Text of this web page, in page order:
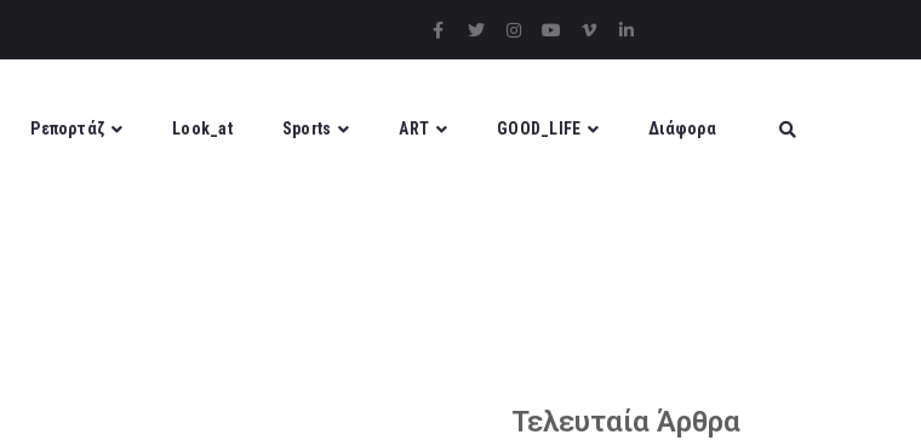
Ρεπορτάζ Look_at Sports ART GOOD_LIFE Διάφορα
Τελευταία Άρθρα